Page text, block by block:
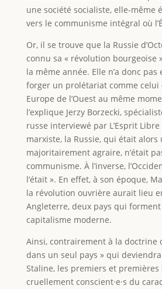
une société socialiste, elle-même
vers le communisme intégral où
Or, il se trouve que la Russie
connu sa « révolution bourgeoise
la même année. Elle n’a donc
forger un prolétariat comme celui
Europe de l’Ouest au même
l’explique Jerzy Borzecki,
russe interviewé par L’Esprit Libre
marxiste, la Russie, qui était alors
majoritairement agraire, n’était
communisme. À l’inverse,
l’était ». En effet, à son époque,
la révolution ouvrière aurait lieu
Angleterre, deux pays qui
capitalisme moderne.
Ainsi, contrairement à la doctrine
dans un seul pays » qui
Staline, les premiers et
cruellement conscient·e·s du